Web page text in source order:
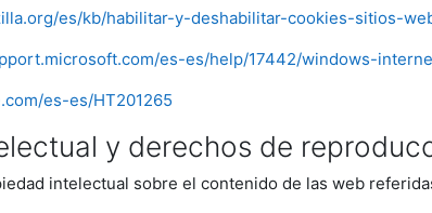
es/kb/habilitar-y-deshabilitar-cookies-sitios-
es-es/help/17442/windows-
es-es/HT201265
y derechos de
intelectual sobre el contenido de las web